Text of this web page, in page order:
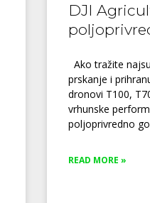
DJI
Ako tražite
prskanje i
dronovi T100,
vrhunske
poljoprivredno
READ MORE »